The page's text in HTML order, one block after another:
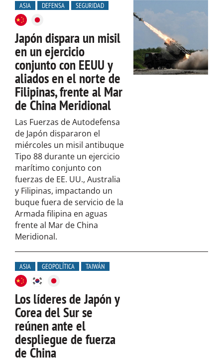
ASIA DEFENSA SEGURIDAD
Japón dispara un misil
en un ejercicio
conjunto con EEUU y
aliados en el norte de
Filipinas, frente al Mar
de China Meridional
Las Fuerzas de Autodefensa
de Japón dispararon el
miércoles un misil antibuque
Tipo 88 durante un ejercicio
marítimo conjunto con
fuerzas de EE. UU., Australia
y Filipinas, impactando un
buque fuera de servicio de la
Armada filipina en aguas
frente al Mar de China
Meridional.
ASIA GEOPOLÍTICA TAIWÁN
Los líderes de Japón y
Corea del Sur se
reúnen ante el
despliegue de fuerza
de China